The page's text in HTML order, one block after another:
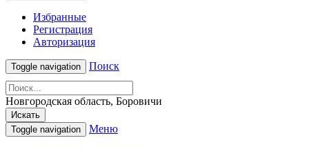
Избранные
Регистрация
Авторизация
Toggle navigation Поиск
Новгородская область, Боровичи
Искать
Toggle navigation
Меню